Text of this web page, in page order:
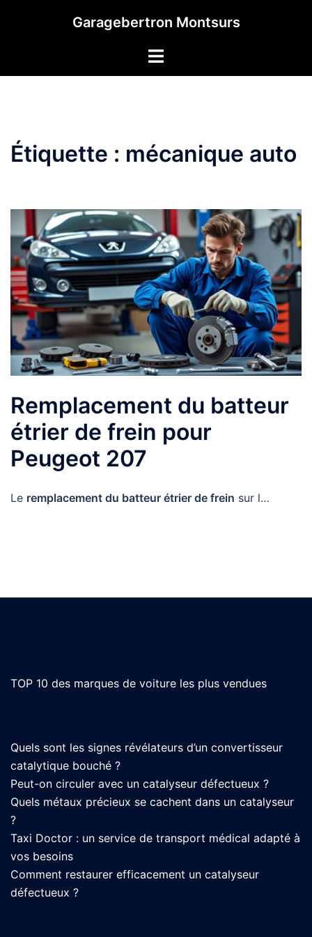
Garagebertron Montsurs
Étiquette : mécanique auto
Remplacement du batteur
étrier de frein pour
Peugeot 207
Le remplacement du batteur étrier de frein sur l…
TOP 10 des marques de voiture les plus vendues
Quels sont les signes révélateurs d’un convertisseur
catalytique bouché ?
Peut-on circuler avec un catalyseur défectueux ?
Quels métaux précieux se cachent dans un catalyseur
?
Taxi Doctor : un service de transport médical adapté à
vos besoins
Comment restaurer efficacement un catalyseur
défectueux ?